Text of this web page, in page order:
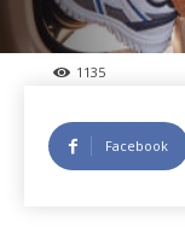
1135
Facebook